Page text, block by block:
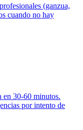
(ganzua,
cuando no hay
en 30-60 minutos.
por intento de